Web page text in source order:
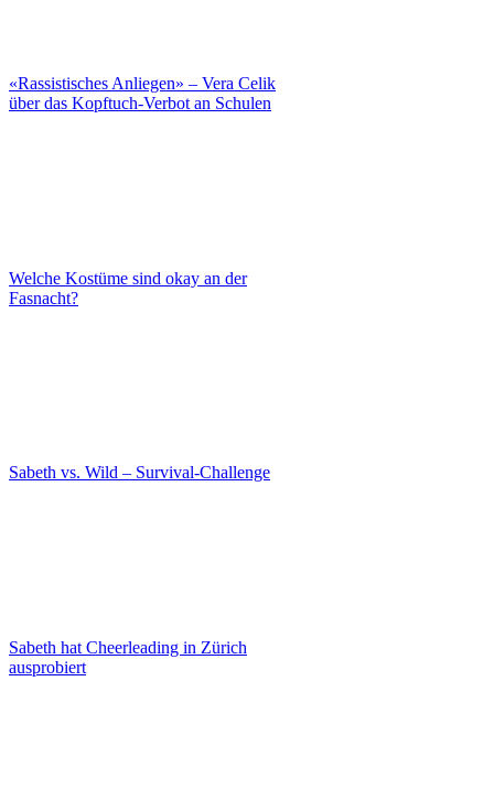
«Rassistisches Anliegen» – Vera Celik
über das Kopftuch-Verbot an Schulen
Welche Kostüme sind okay an der
Fasnacht?
Sabeth vs. Wild – Survival-Challenge
Sabeth hat Cheerleading in Zürich
ausprobiert